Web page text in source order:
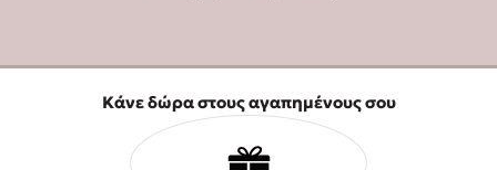
Κάνε δώρα στους αγαπημένους σου